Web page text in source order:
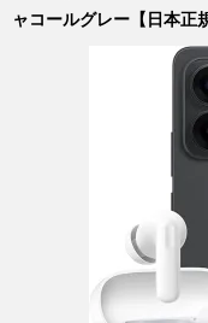
ャコールグレー【日本正